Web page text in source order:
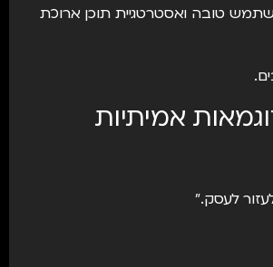
משתמש טובה ואסטרטגיית תוכן ארוכת
אמיתיות
לעסק."